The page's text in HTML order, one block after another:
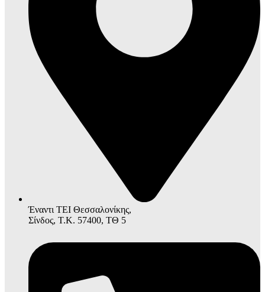
Έναντι ΤΕΙ Θεσσαλονίκης,
Σίνδος, Τ.Κ. 57400, ΤΘ 5